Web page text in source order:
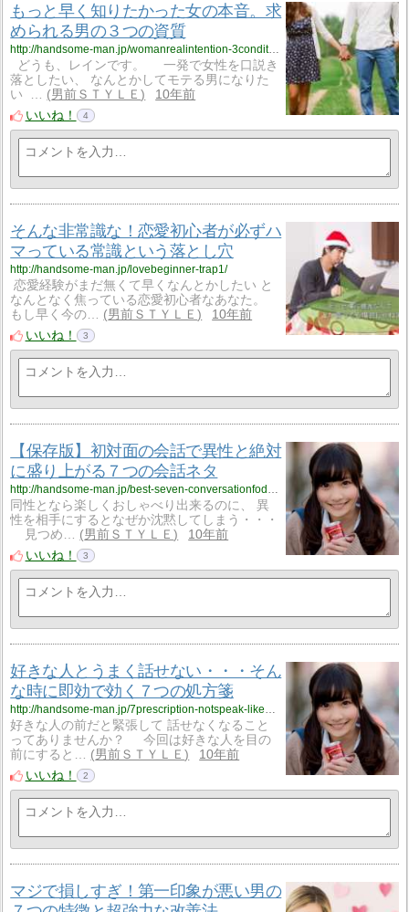
もっと早く知りたかった女の本音。求
められる男の３つの資質
http://handsome-man.jp/womanrealintention-3conditions/
どうも、レインです。 一発で女性を口説き
落としたい、 なんとかしてモテる男になりた
い …
男前ＳＴＹＬＥ
10年前
いいね！
4
そんな非常識な！恋愛初心者が必ずハ
マっている常識という落とし穴
http://handsome-man.jp/lovebeginner-trap1/
恋愛経験がまだ無くて早くなんとかしたい と
なんとなく焦っている恋愛初心者なあなた。
もし早く今の…
男前ＳＴＹＬＥ
10年前
いいね！
3
【保存版】初対面の会話で異性と絶対
に盛り上がる７つの会話ネタ
同性となら楽しくおしゃべり出来るのに、 異
性を相手にするとなぜか沈黙してしまう・・・
見つめ…
男前ＳＴＹＬＥ
10年前
いいね！
3
好きな人とうまく話せない・・・そん
な時に即効で効く７つの処方箋
http://handsome-man.jp/7prescription-notspeak-likepeople/
好きな人の前だと緊張して 話せなくなること
ってありませんか？ 今回は好きな人を目の
前にすると…
男前ＳＴＹＬＥ
10年前
いいね！
2
マジで損しすぎ！第一印象が悪い男の